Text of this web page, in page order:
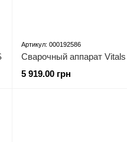
Артикул: 000192586
Сварочный аппарат
5 919.00 грн